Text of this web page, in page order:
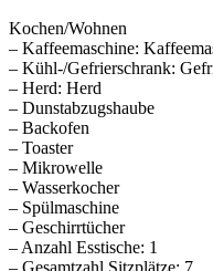
Kochen/Wohnen
– Kaffeemaschine:
– Kühl-/Gefrierschrank:
– Herd: Herd
– Dunstabzugshaube
– Backofen
– Toaster
– Mikrowelle
– Wasserkocher
– Spülmaschine
– Geschirrtücher
– Anzahl Esstische: 1